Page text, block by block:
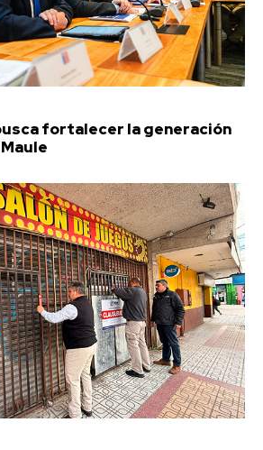
fortalecer la generación